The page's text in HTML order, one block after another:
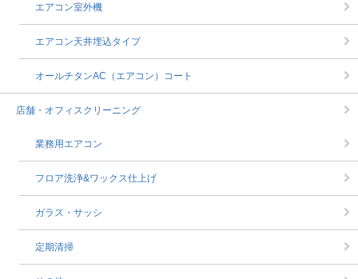
エアコン室外機
エアコン天井埋込タイプ
オールチタンAC（エアコン）コート
店舗・オフィスクリーニング
業務用エアコン
フロア洗浄&ワックス仕上げ
ガラス・サッシ
定期清掃